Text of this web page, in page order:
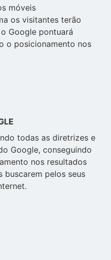
móveis
os visitantes terão
Google pontuará
o posicionamento nos
todas as diretrizes e
Google, conseguindo
nos resultados
buscarem pelos seus